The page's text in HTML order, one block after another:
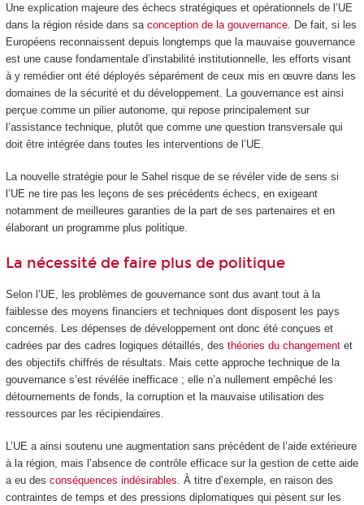
Une explication majeure des échecs stratégiques et opérationnels de l’UE
dans la région réside dans sa conception de la gouvernance. De fait, si les
Européens reconnaissent depuis longtemps que la mauvaise gouvernance
est une cause fondamentale d’instabilité institutionnelle, les efforts visant
à y remédier ont été déployés séparément de ceux mis en œuvre dans les
domaines de la sécurité et du développement. La gouvernance est ainsi
perçue comme un pilier autonome, qui repose principalement sur
l’assistance technique, plutôt que comme une question transversale qui
doit être intégrée dans toutes les interventions de l’UE.
La nouvelle stratégie pour le Sahel risque de se révéler vide de sens si
l’UE ne tire pas les leçons de ses précédents échecs, en exigeant
notamment de meilleures garanties de la part de ses partenaires et en
élaborant un programme plus politique.
La nécessité de faire plus de politique
Selon l’UE, les problèmes de gouvernance sont dus avant tout à la
faiblesse des moyens financiers et techniques dont disposent les pays
concernés. Les dépenses de développement ont donc été conçues et
cadrées par des cadres logiques détaillés, des théories du changementet
des objectifs chiffrés de résultats. Mais cette approche technique de la
gouvernance s’est révélée inefficace ; elle n’a nullement empêché les
détournements de fonds, la corruption et la mauvaise utilisation des
ressources par les récipiendaires.
L’UE a ainsi soutenu une augmentation sans précédent de l’aide extérieure
à la région, mais l’absence de contrôle efficace sur la gestion de cette aide
a eu des conséquences indésirables. À titre d’exemple, en raison des
contraintes de temps et des pressions diplomatiques qui pèsent sur les